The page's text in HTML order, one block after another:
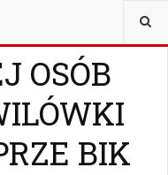
OSÓB
BIK